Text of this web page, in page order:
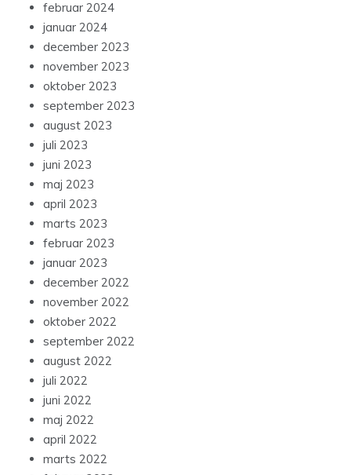
februar 2024
januar 2024
december 2023
november 2023
oktober 2023
september 2023
august 2023
juli 2023
juni 2023
maj 2023
april 2023
marts 2023
februar 2023
januar 2023
december 2022
november 2022
oktober 2022
september 2022
august 2022
juli 2022
juni 2022
maj 2022
april 2022
marts 2022